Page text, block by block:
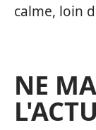
calme, loin
NE